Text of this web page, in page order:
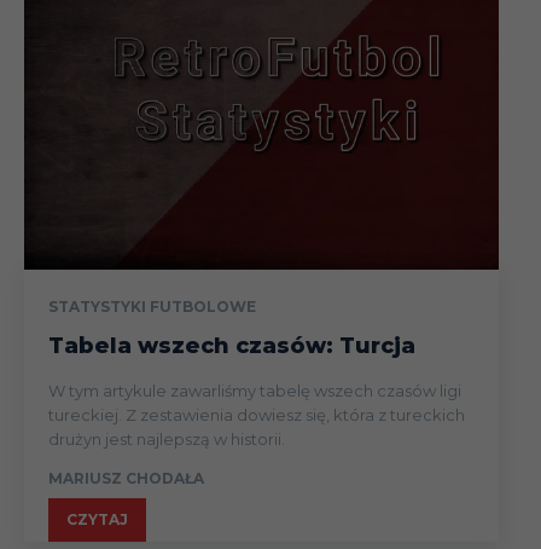
STATYSTYKI FUTBOLOWE
Tabela wszech czasów: Turcja
W tym artykule zawarliśmy tabelę wszech czasów ligi
tureckiej. Z zestawienia dowiesz się, która z tureckich
drużyn jest najlepszą w historii.
MARIUSZ CHODAŁA
CZYTAJ